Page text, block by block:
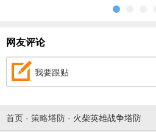
网友评论
我要跟贴
首页 - 策略塔防 - 火柴英雄战争塔防